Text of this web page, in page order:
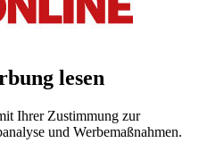
lesen
Ihrer Zustimmung zur
und Werbemaßnahmen.